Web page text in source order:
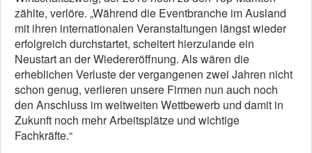
zählte, verlöre. „Während die Eventbranche im Ausland
mit ihren internationalen Veranstaltungen längst wieder
erfolgreich durchstartet, scheitert hierzulande ein
Neustart an der Wiedereröffnung. Als wären die
erheblichen Verluste der vergangenen zwei Jahren nicht
schon genug, verlieren unsere Firmen nun auch noch
den Anschluss im weltweiten Wettbewerb und damit in
Zukunft noch mehr Arbeitsplätze und wichtige
Fachkräfte.“